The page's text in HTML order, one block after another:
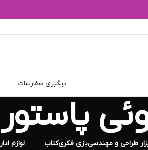
پیگیری سفارشات
پاستور
طراحی و مهندسیبازی فکریکتاب لوازم